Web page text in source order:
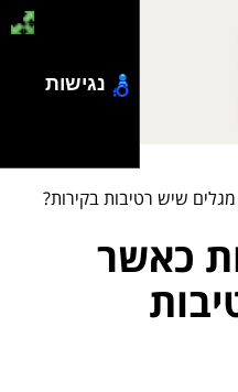
שיש רטיבות בקירות?
כאשר
נגישות